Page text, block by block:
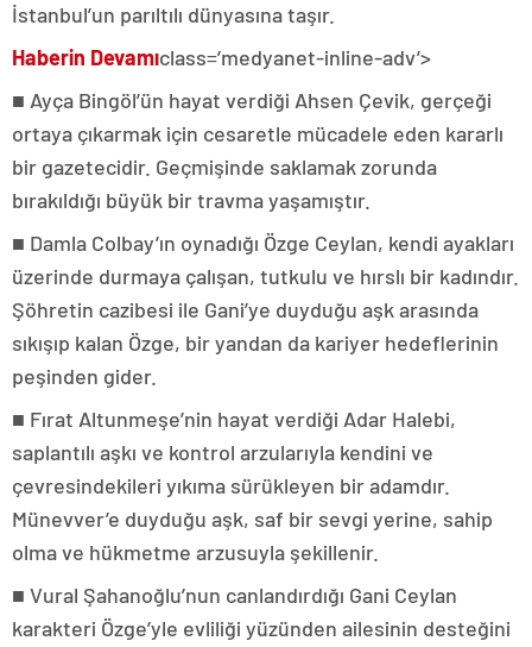
İstanbul’un parıltılı dünyasına taşır.
Haberin Devamıclass=’medyanet-inline-adv’>
■ Ayça Bingöl’ün hayat verdiği Ahsen Çevik, gerçeği
ortaya çıkarmak için cesaretle mücadele eden kararlı
bir gazetecidir. Geçmişinde saklamak zorunda
bırakıldığı büyük bir travma yaşamıştır.
■ Damla Colbay’ın oynadığı Özge Ceylan, kendi ayakları
üzerinde durmaya çalışan, tutkulu ve hırslı bir kadındır.
Şöhretin cazibesi ile Gani’ye duyduğu aşk arasında
sıkışıp kalan Özge, bir yandan da kariyer hedeflerinin
peşinden gider.
■ Fırat Altunmeşe’nin hayat verdiği Adar Halebi,
saplantılı aşkı ve kontrol arzularıyla kendini ve
çevresindekileri yıkıma sürükleyen bir adamdır.
Münevver’e duyduğu aşk, saf bir sevgi yerine, sahip
olma ve hükmetme arzusuyla şekillenir.
■ Vural Şahanoğlu’nun canlandırdığı Gani Ceylan
karakteri Özge’yle evliliği yüzünden ailesinin desteğini